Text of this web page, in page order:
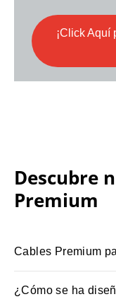
¡Click Aquí
Descubre
Premium
Cables Premium
¿Cómo se ha